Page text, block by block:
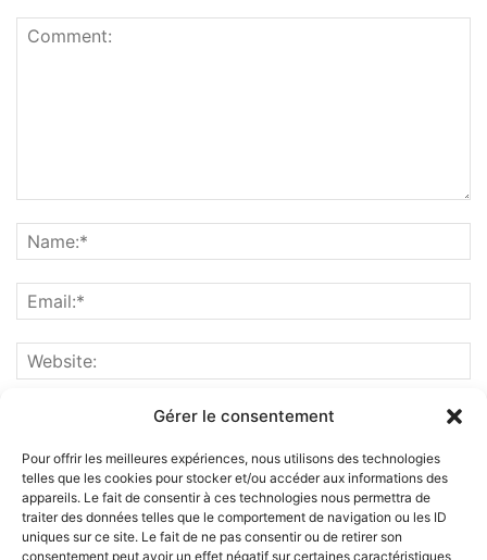
Gérer le consentement
Pour offrir les meilleures expériences, nous utilisons des technologies
telles que les cookies pour stocker et/ou accéder aux informations des
appareils. Le fait de consentir à ces technologies nous permettra de
traiter des données telles que le comportement de navigation ou les ID
uniques sur ce site. Le fait de ne pas consentir ou de retirer son
consentement peut avoir un effet négatif sur certaines caractéristiques